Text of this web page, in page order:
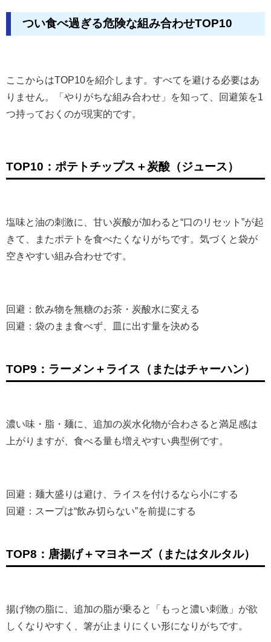
つい食べ過ぎる危険な組み合わせTOP10
ここからはTOP10を紹介します。すべてを避ける必要はあ
りません。「やりがちな組み合わせ」を知って、回避策を1
つ持っておくのが現実的です。
TOP10：ポテトチップス＋炭酸（ジュース）
塩味と油の刺激に、甘い炭酸が加わると“口のリセット”が起
きて、またポテトを食べたくなりがちです。気づくと袋が
空きやすい組み合わせです。
回避：飲み物を無糖のお茶・炭酸水に変える
回避：袋のまま食べず、皿に出す量を決める
TOP9：ラーメン＋ライス（またはチャーハン）
濃い味・脂・麺に、追加の炭水化物が合わさると満足感は
上がりますが、食べる量も増えやすい典型例です。
回避：麺大盛りは避け、ライスを付けるなら小にする
回避：スープは“飲み切らない”を前提にする
TOP8：唐揚げ＋マヨネーズ（またはタルタル）
揚げ物の脂に、追加の脂が乗ると「もっと濃い刺激」が欲
しくなりやすく、箸が止まりにくい形になりがちです。